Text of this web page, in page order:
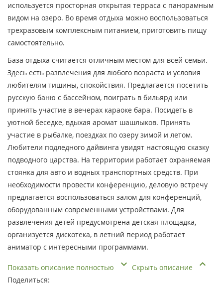
используется просторная открытая терраса с панорамным
видом на озеро. Во время отдыха можно воспользоваться
трехразовым комплексным питанием, приготовить пищу
самостоятельно.
База отдыха считается отличным местом для всей семьи.
Здесь есть развлечения для любого возраста и условия
любителям тишины, спокойствия. Предлагается посетить
русскую баню с бассейном, поиграть в бильярд или
принять участие в вечерах караоке бара. Посидеть в
уютной беседке, вдыхая аромат шашлыков. Принять
участие в рыбалке, поездках по озеру зимой и летом.
Любители подледного дайвинга увидят настоящую сказку
подводного царства. На территории работает охраняемая
стоянка для авто и водных транспортных средств. При
необходимости провести конференцию, деловую встречу
предлагается воспользоваться залом для конференций,
оборудованным современными устройствами. Для
развлечения детей предусмотрена детская площадка,
организуется дискотека, в летний период работает
аниматор с интересными программами.
Показать описание полностью
Скрыть описание
Поделиться: